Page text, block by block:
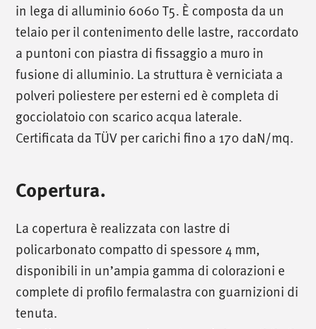
in lega di alluminio 6060 T5. È composta da un
telaio per il contenimento delle lastre, raccordato
a puntoni con piastra di fissaggio a muro in
fusione di alluminio. La struttura è verniciata a
polveri poliestere per esterni ed è completa di
gocciolatoio con scarico acqua laterale.
Certificata da TÜV per carichi fino a 170 daN/mq.
Copertura.
La copertura è realizzata con lastre di
policarbonato compatto di spessore 4 mm,
disponibili in un’ampia gamma di colorazioni e
complete di profilo fermalastra con guarnizioni di
tenuta.